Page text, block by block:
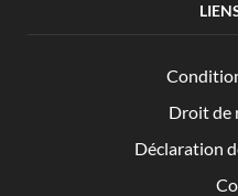
Droit de
Déclaration